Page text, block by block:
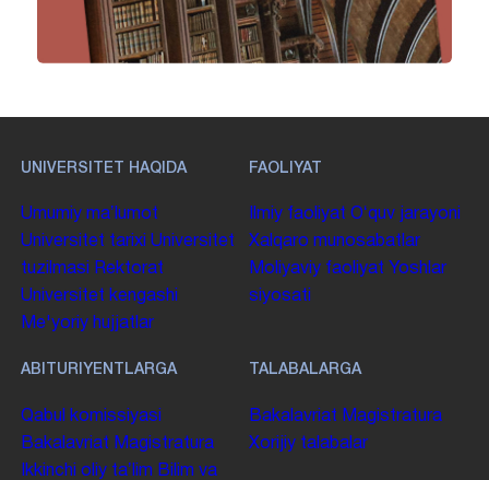
UNIVERSITET HAQIDA
Umumiy maʼlumot
Universitet tarixi Universitet
tuzilmasi
Rektorat
Universitet kengashi
Me'yoriy hujjatlar
FAOLIYAT
Ilmiy faoliyat Oʻquv jarayoni
Xalqaro munosabatlar
Moliyaviy faoliyat Yoshlar
siyosati
ABITURIYENTLARGA
Qabul komissiyasi
Bakalavriat Magistratura
Ikkinchi oliy taʼlim Bilim va
TALABALARGA
Bakalavriat Magistratura
Xorijiy talabalar